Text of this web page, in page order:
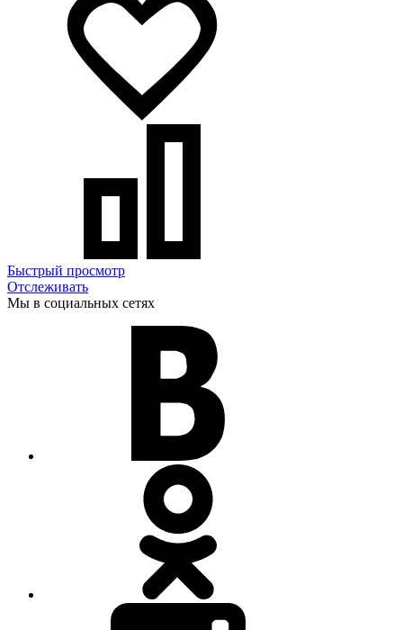
Быстрый просмотр
Отслеживать
Мы в социальных сетях